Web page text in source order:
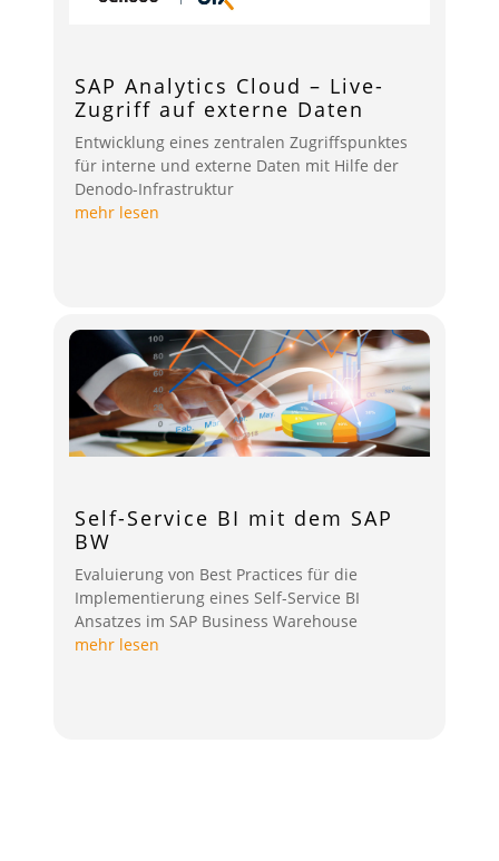
SAP Analytics Cloud – Live-
Zugriff auf externe Daten
Entwicklung eines zentralen Zugriffspunktes
für interne und externe Daten mit Hilfe der
Denodo-Infrastruktur
mehr lesen
Self-Service BI mit dem SAP
BW
Evaluierung von Best Practices für die
Implementierung eines Self-Service BI
Ansatzes im SAP Business Warehouse
mehr lesen